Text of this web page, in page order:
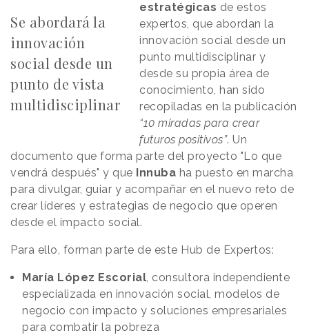
Se abordará la
innovación
social desde un
punto de vista
multidisciplinar
estratégicas de estos
expertos, que abordan la
innovación social desde un
punto multidisciplinar y
desde su propia área de
conocimiento, han sido
recopiladas en la publicación
“10 miradas para crear
futuros positivos”. Un
documento que forma parte del proyecto "Lo que
vendrá después" y que Innuba ha puesto en marcha
para divulgar, guiar y acompañar en el nuevo reto de
crear líderes y estrategias de negocio que operen
desde el impacto social.
Para ello, forman parte de este Hub de Expertos:
María López Escorial, consultora independiente
especializada en innovación social, modelos de
negocio con impacto y soluciones empresariales
para combatir la pobreza